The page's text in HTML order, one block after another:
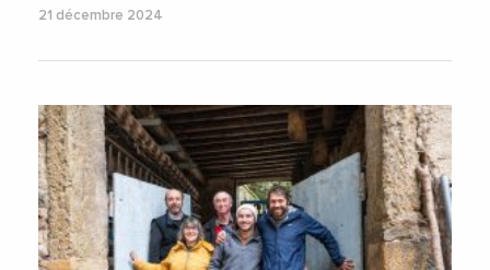
21 décembre 2024